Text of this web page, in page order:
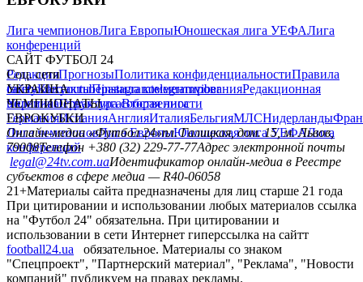
Лига чемпионовЛига ЕвропыЮношеская лига УЕФАЛига
конференций
САЙТ ФУТБОЛ 24
РедакцияПрогнозыПолитика конфиденциальностиПравила
сайтуКонтактыПравила комментированияРедакционная
политикаСтруктура собственности
Соц. сети
facebookxyoutubeinstagramtelegramviber
УКРАИНА
УкраинаПервая лигаВторая лига
ЧЕМПИОНАТЫ
ГерманияИспанияАнглияИталияБельгияМЛСНидерланды
ЕВРОКУБКИ
Лига чемпионовЛига ЕвропыЮношеская лига УЕФАЛига
конференций
Онлайн-медиа «Футбол 24»пл. Галицкая, дом. 15, м. Львов,
79008Телефон +380 (32) 229-77-77Адрес электронной почты
legal@24tv.com.uaИдентификатор онлайн-медиа в Реестре
субъектов в сфере медиа — R40-06058
21+Материалы сайта предназначены для лиц старше 21 года
При цитировании и использовании любых материалов ссылка
на "Футбол 24" обязательна. При цитировании и
использовании в сети Интернет гиперссылка на сайтт
football24.ua
обязательное. Материалы со знаком
"Спецпроект", "Партнерский материал", "Реклама", "Новости
компаний" публикуем на правах рекламы.